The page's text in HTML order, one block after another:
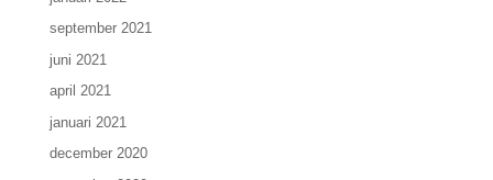
september 2021
juni 2021
april 2021
januari 2021
december 2020